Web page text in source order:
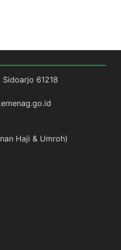
61218
Haji & Umroh)